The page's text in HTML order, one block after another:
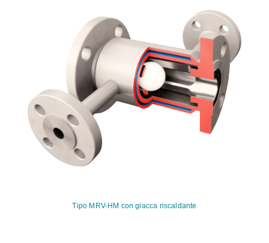
Tipo MRV-HM con giacca riscaldante